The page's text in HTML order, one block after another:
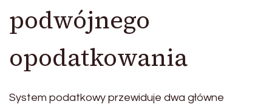
podwójnego
opodatkowania
System podatkowy przewiduje dwa główne